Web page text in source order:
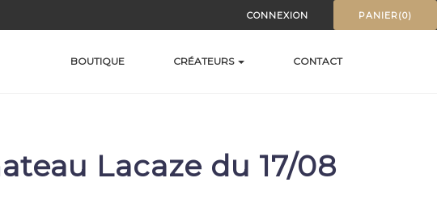
CONNEXION PANIER(0)
BOUTIQUE CRÉATEURS CONTACT
Lacaze du 17/08